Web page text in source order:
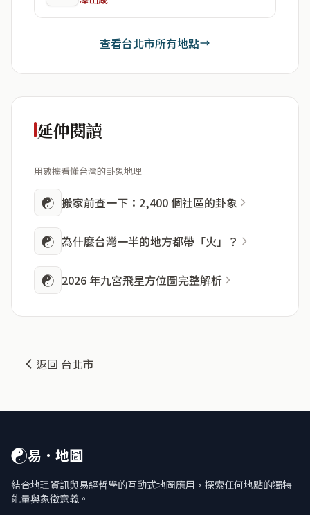
查看台北市所有地點
延伸閱讀
用數據看懂台灣的卦象地理
☯ 搬家前查一下：2,400 個社區的卦象
☯ 為什麼台灣一半的地方都帶「火」？
☯ 2026 年九宮飛星方位圖完整解析
返回 台北市
☯易．地圖
結合地理資訊與易經哲學的互動式地圖應用，探索任何地點的獨特
能量與象徵意義。